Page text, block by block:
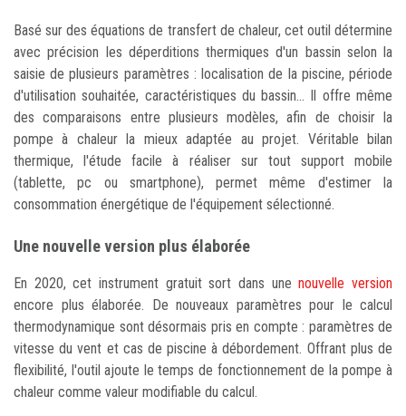
Basé sur des équations de transfert de chaleur, cet outil détermine
avec précision les déperditions thermiques d'un bassin selon la
saisie de plusieurs paramètres : localisation de la piscine, période
d'utilisation souhaitée, caractéristiques du bassin... Il offre même
des comparaisons entre plusieurs modèles, afin de choisir la
pompe à chaleur la mieux adaptée au projet. Véritable bilan
thermique, l'étude facile à réaliser sur tout support mobile
(tablette, pc ou smartphone), permet même d'estimer la
consommation énergétique de l'équipement sélectionné.
Une nouvelle version plus élaborée
En 2020, cet instrument gratuit sort dans unenouvelle version
encore plus élaborée. De nouveaux paramètres pour le calcul
thermodynamique sont désormais pris en compte : paramètres de
vitesse du vent et cas de piscine à débordement. Offrant plus de
flexibilité, l'outil ajoute le temps de fonctionnement de la pompe à
chaleur comme valeur modifiable du calcul.